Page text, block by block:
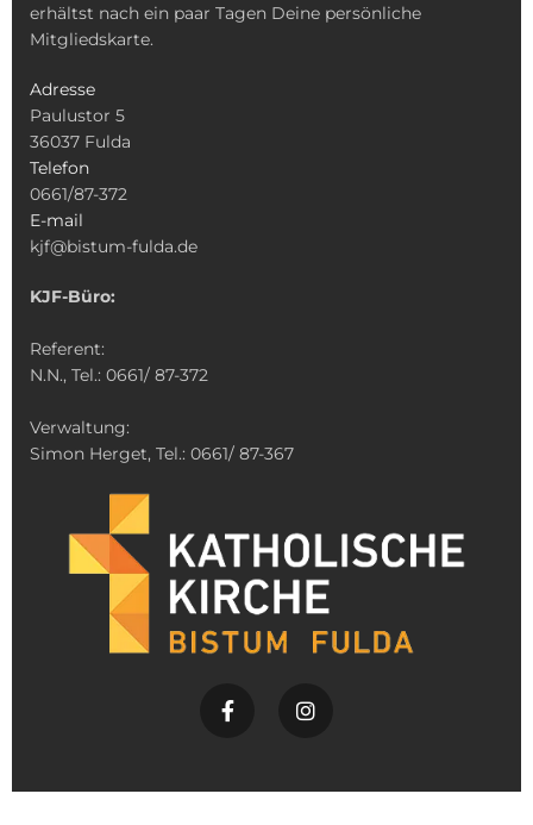
erhältst nach ein paar Tagen Deine persönliche
Mitgliedskarte.
Adresse
Paulustor 5
36037 Fulda
Telefon
0661/87-372
E-mail
kjf@bistum-fulda.de
KJF-Büro:
Referent:
N.N., Tel.: 0661/ 87-372
Verwaltung:
Simon Herget, Tel.: 0661/ 87-367